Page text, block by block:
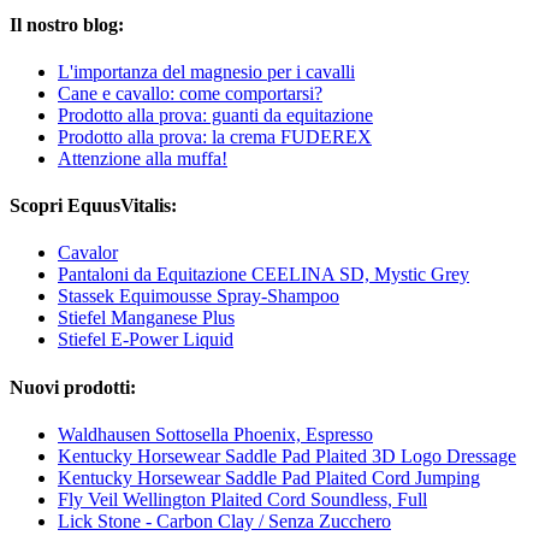
Il nostro blog:
L'importanza del magnesio per i cavalli
Cane e cavallo: come comportarsi?
Prodotto alla prova: guanti da equitazione
Prodotto alla prova: la crema FUDEREX
Attenzione alla muffa!
Scopri EquusVitalis:
Cavalor
Pantaloni da Equitazione CEELINA SD, Mystic Grey
Stassek Equimousse Spray-Shampoo
Stiefel Manganese Plus
Stiefel E-Power Liquid
Nuovi prodotti:
Waldhausen Sottosella Phoenix, Espresso
Kentucky Horsewear Saddle Pad Plaited 3D Logo Dressage
Kentucky Horsewear Saddle Pad Plaited Cord Jumping
Fly Veil Wellington Plaited Cord Soundless, Full
Lick Stone - Carbon Clay / Senza Zucchero